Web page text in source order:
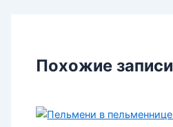
Похожие записи